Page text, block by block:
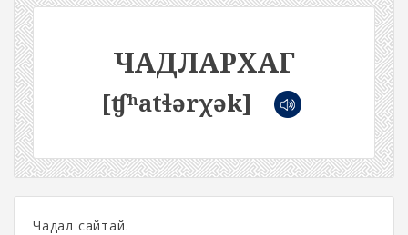
ЧАДЛАРХАГ
[ʧʰatɬərχək]
Чадал сайтай.